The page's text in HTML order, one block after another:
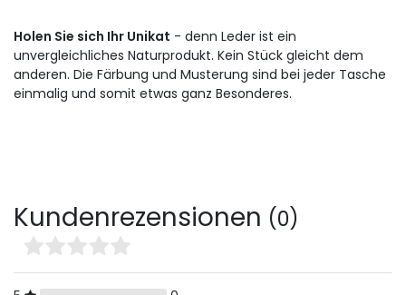
Holen Sie sich Ihr Unikat - denn Leder ist ein
unvergleichliches Naturprodukt. Kein Stück gleicht dem
anderen. Die Färbung und Musterung sind bei jeder Tasche
einmalig und somit etwas ganz Besonderes.
Kundenrezensionen (0)